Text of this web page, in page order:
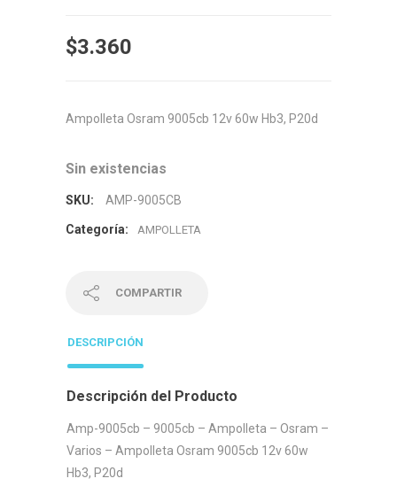
$3.360
Ampolleta Osram 9005cb 12v 60w Hb3, P20d
Sin existencias
SKU: AMP-9005CB
Categoría: AMPOLLETA
COMPARTIR
DESCRIPCIÓN
Descripción del Producto
Amp-9005cb – 9005cb – Ampolleta – Osram –
Varios – Ampolleta Osram 9005cb 12v 60w
Hb3, P20d